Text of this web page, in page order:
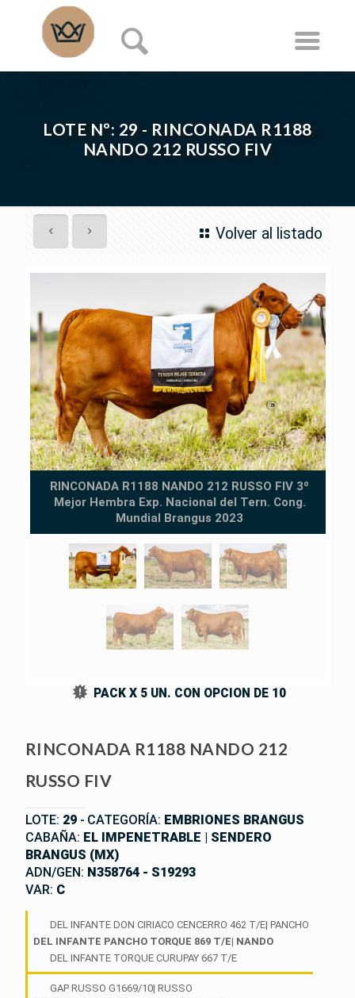
LOTE Nº: 29 - RINCONADA R1188
NANDO 212 RUSSO FIV
Volver al listado
RINCONADA R1188 NANDO 212 RUSSO FIV 3º
Mejor Hembra Exp. Nacional del Tern. Cong.
Mundial Brangus 2023
PACK X 5 UN. CON OPCION DE 10
RINCONADA R1188 NANDO 212
RUSSO FIV
LOTE: 29- CATEGORÍA: EMBRIONES BRANGUS
CABAÑA: EL IMPENETRABLE | SENDERO
BRANGUS (MX)
ADN/GEN: N358764 - S19293
VAR: C
DEL INFANTE DON CIRIACO CENCERRO 462 T/E| PANCHO
DEL INFANTE PANCHO TORQUE 869 T/E| NANDO
DEL INFANTE TORQUE CURUPAY 667 T/E
GAP RUSSO G1669/10| RUSSO